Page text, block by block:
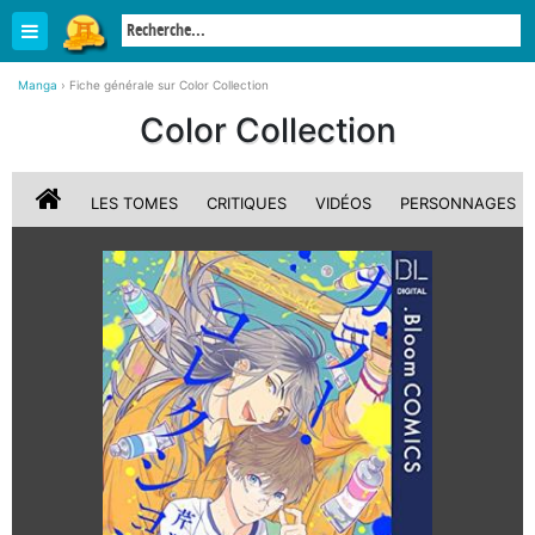
Manga › Fiche générale sur Color Collection
Color Collection
LES TOMES CRITIQUES VIDÉOS PERSONNAGES